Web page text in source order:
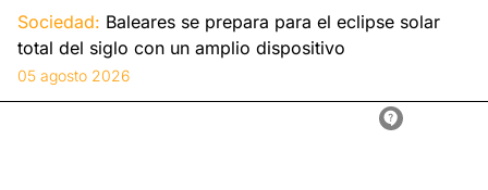
Sociedad: Baleares se prepara para el eclipse solar
total del siglo con un amplio dispositivo
05 agosto 2026